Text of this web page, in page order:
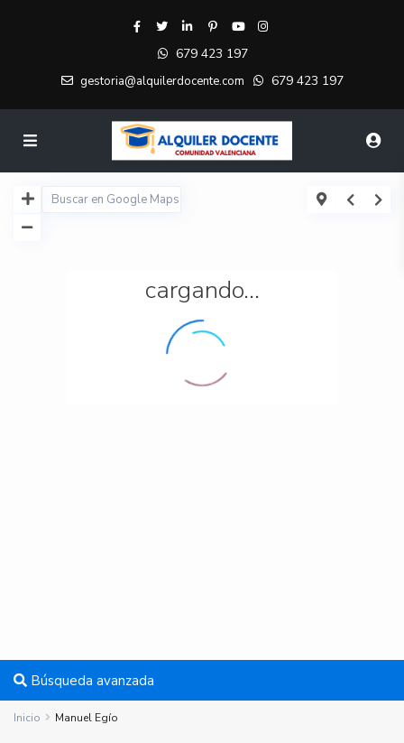
679 423 197
gestoria@alquilerdocente.com 679 423 197
cargando...
Búsqueda avanzada
Inicio Manuel Egío